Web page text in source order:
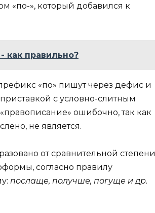
«по-», который добавился к
как правильно?
«по» пишут через дефис и
с условно-слитным
ошибочно, так как
не является.
от сравнительной степени
согласно правилу
послаще, получше, погуще и др.